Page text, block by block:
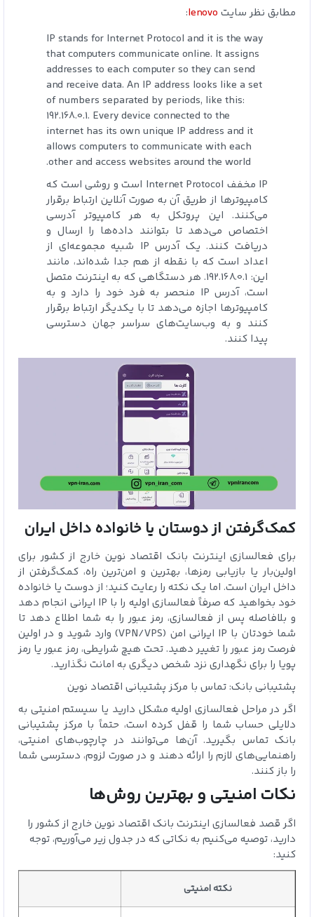
مطابق نظر سایت lenovo
:
IP stands for Internet Protocol and it is the way
that computers communicate online. It assigns
addresses to each computer so they can send
and receive data. An IP address looks like a set
of numbers separated by periods, like this:
192.168.0.1. Every device connected to the
internet has its own unique IP address and it
allows computers to communicate with each
other and access websites around the world.
IP مخفف Internet Protocol است و روشی است که
کامپیوترها از طریق آن به صورت آنلاین ارتباط برقرار
می‌کنند. این پروتکل به هر کامپیوتر آدرسی
اختصاص می‌دهد تا بتوانند داده‌ها را ارسال و
دریافت کنند. یک آدرس IP شبیه مجموعه‌ای از
اعداد است که با نقطه از هم جدا شده‌اند، مانند
این: 192.168.0.1. هر دستگاهی که به اینترنت متصل
است، آدرس IP منحصر به فرد خود را دارد و به
کامپیوترها اجازه می‌دهد تا با یکدیگر ارتباط برقرار
کنند و به وب‌سایت‌های سراسر جهان دسترسی
پیدا کنند.
کمک‌گرفتن از دوستان یا خانواده داخل ایران
برای فعالسازی اینترنت بانک اقتصاد نوین خارج از کشور برای
اولین‌بار یا بازیابی رمزها، بهترین و امن‌ترین راه، کمک‌گرفتن از
داخل ایران است. اما یک نکته را رعایت کنید؛ از دوست یا خانواده
خود بخواهید که صرفاً فعالسازی اولیه را با IP ایرانی انجام دهد
و بلافاصله پس از فعالسازی، رمز عبور را به شما اطلاع دهد تا
شما خودتان با IP ایرانی امن (VPN/VPS) وارد شوید و در اولین
فرصت رمز عبور را تغییر دهید. تحت هیچ شرایطی، رمز عبور یا رمز
پویا را برای نگهداری نزد شخص دیگری به امانت نگذارید.
پشتیبانی بانک: تماس با مرکز پشتیبانی اقتصاد نوین
اگر در مراحل فعالسازی اولیه مشکل دارید یا سیستم امنیتی به
دلایلی حساب شما را قفل کرده است، حتماً با مرکز پشتیبانی
بانک تماس بگیرید. آن‌ها می‌توانند در چارچوب‌های امنیتی،
راهنمایی‌های لازم را ارائه دهند و در صورت لزوم، دسترسی شما
را باز کنند.
نکات امنیتی و بهترین روش‌ها
اگر قصد فعالسازی اینترنت بانک اقتصاد نوین خارج از کشور را
دارید، توصیه می‌کنیم به نکاتی که در جدول زیر می‌آوریم، توجه
کنید:
نکته امنیتی